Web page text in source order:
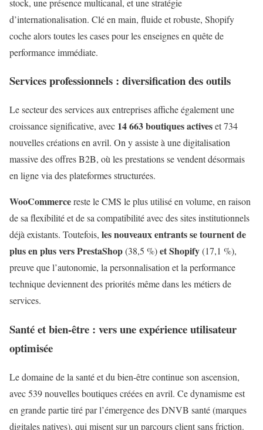
d’internationalisation. Clé en main, fluide et robuste, Shopify
coche alors toutes les cases pour les enseignes en quête de
performance immédiate.
Services professionnels : diversification des outils
Le secteur des services aux entreprises affiche également une
croissance significative, avec 14 663 boutiques activeset 734
nouvelles créations en avril. On y assiste à une digitalisation
massive des offres B2B, où les prestations se vendent désormais
en ligne via des plateformes structurées.
WooCommercereste le CMS le plus utilisé en volume, en raison
de sa flexibilité et de sa compatibilité avec des sites institutionnels
déjà existants. Toutefois, les nouveaux entrants se tournent de
plus en plus vers PrestaShop(38,5 %)et Shopify(17,1 %),
preuve que l’autonomie, la personnalisation et la performance
technique deviennent des priorités même dans les métiers de
services.
Santé et bien-être : vers une expérience utilisateur
optimisée
Le domaine de la santé et du bien-être continue son ascension,
avec 539 nouvelles boutiques créées en avril. Ce dynamisme est
en grande partie tiré par l’émergence des DNVB santé (marques
digitales natives), qui misent sur un parcours client sans friction.